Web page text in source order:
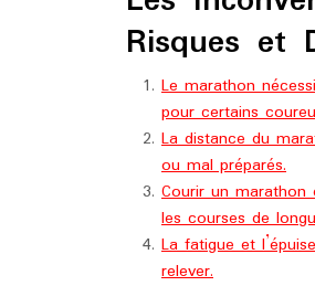
Risques et
Le marathon
pour certains
La distance du
ou mal préparés.
Courir un marathon
les courses de
La fatigue et
relever.